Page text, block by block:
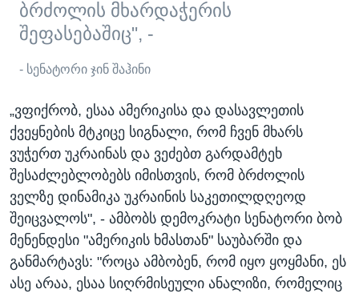
ბრძოლის მხარდაჭერის
შეფასებაშიც", -
- სენატორი ჯინ შაჰინი
„ვფიქრობ, ესაა ამერიკისა და დასავლეთის
ქვეყნების მტკიცე სიგნალი, რომ ჩვენ მხარს
ვუჭერთ უკრაინას და ვეძებთ გარდამტეხ
შესაძლებლობებს იმისთვის, რომ ბრძოლის
ველზე დინამიკა უკრაინის საკეთილდღეოდ
შეიცვალოს", - ამბობს დემოკრატი სენატორი ბობ
მენენდესი "ამერიკის ხმასთან" საუბარში და
განმარტავს: "როცა ამბობენ, რომ იყო ყოყმანი, ეს
ასე არაა, ესაა სიღრმისეული ანალიზი, რომელიც